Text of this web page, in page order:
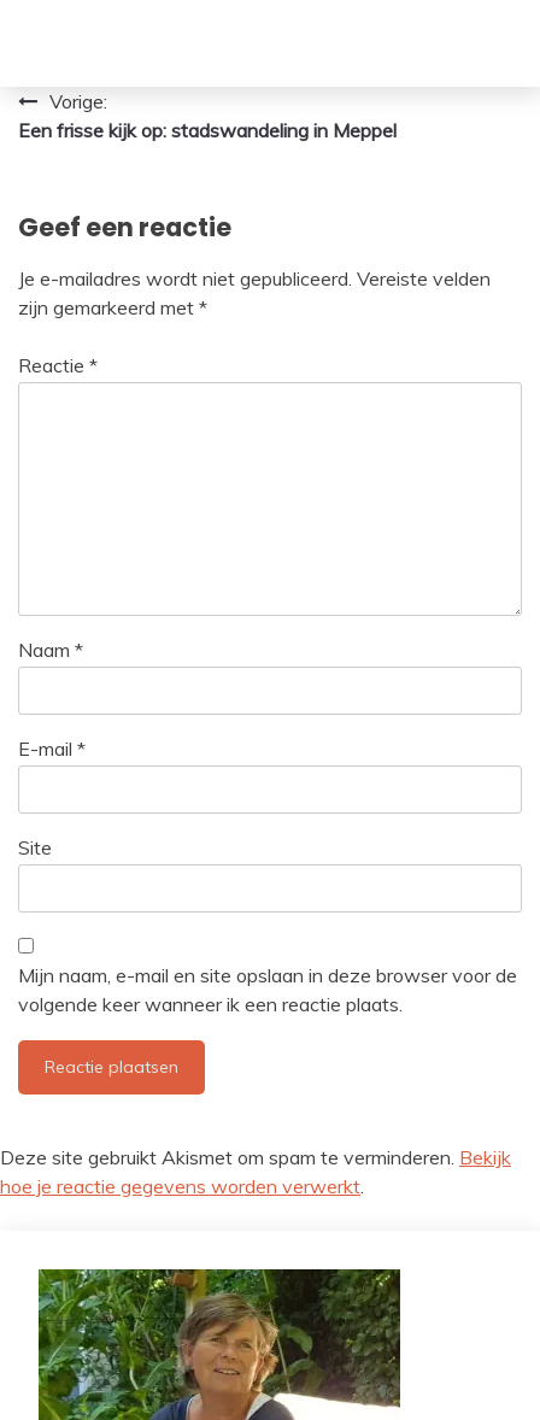
Bericht
navigatie
Vorige:
Een frisse kijk op: stadswandeling in Meppel
Geef een reactie
Je e-mailadres wordt niet gepubliceerd. Vereiste velden
zijn gemarkeerd met *
Reactie *
Naam *
E-mail *
Site
Mijn naam, e-mail en site opslaan in deze browser voor de
volgende keer wanneer ik een reactie plaats.
Deze site gebruikt Akismet om spam te verminderen. Bekijk
hoe je reactie gegevens worden verwerkt